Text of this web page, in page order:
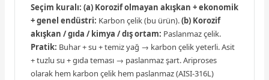
Seçim kuralı: (a) Korozif olmayan akışkan + ekonomik
+ genel endüstri: Karbon çelik (bu ürün).(b) Korozif
akışkan / gıda / kimya / dış ortam: Paslanmaz çelik.
Pratik: Buhar + su + temiz yağ → karbon çelik yeterli. Asit
+ tuzlu su + gıda teması → paslanmaz şart. Ariproses
olarak hem karbon çelik hem paslanmaz (AISI-316L)